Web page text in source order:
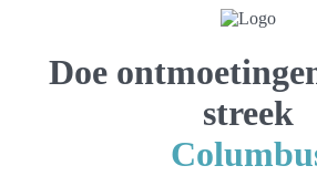
Doe
streek